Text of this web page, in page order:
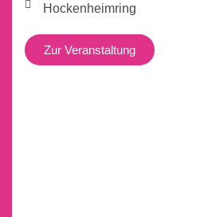
Hockenheimring
Zur Veranstaltung